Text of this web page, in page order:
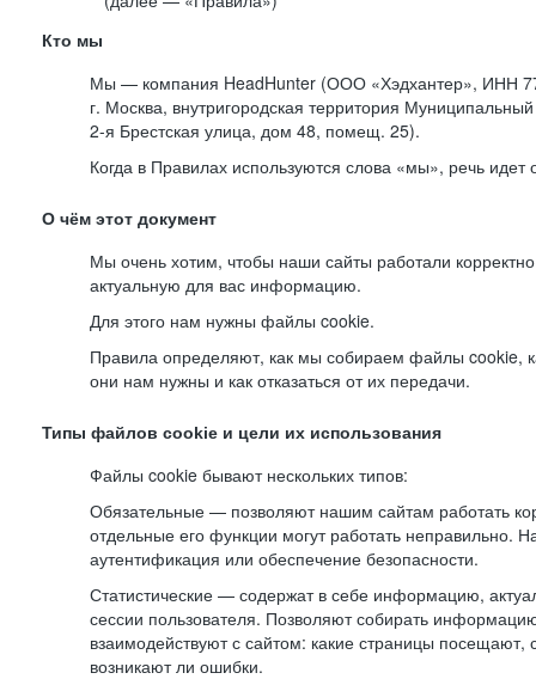
Кто мы
Мы — компания HeadHunter (ООО «Хэдхантер», ИНН
г. Москва, внутригородская территория Муниципальный
2-я Брестская улица, дом 48, помещ. 25).
Когда в Правилах используются слова «мы», речь
О чём этот документ
Мы очень хотим, чтобы наши сайты работали
актуальную для вас информацию.
Для этого нам нужны файлы cookie.
Правила определяют, как мы собираем файлы cookie,
они нам нужны и как отказаться от их передачи.
Типы файлов cookie и цели их использования
Файлы cookie бывают нескольких типов:
Обязательные — позволяют нашим сайтам работать
отдельные его функции могут работать неправильно.
аутентификация или обеспечение безопасности.
Статистические — содержат в себе информацию,
сессии пользователя. Позволяют собирать
взаимодействуют с сайтом: какие страницы посещают,
возникают ли ошибки.